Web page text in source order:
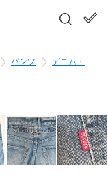
パンツ
デニム・